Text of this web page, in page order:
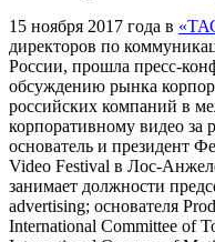
15 ноября 2017 года в
директоров по
России, прошла пресс-
обсуждению рынка
российских компаний в
корпоративному видео
основатель и президент
Video Festival в Лос-
занимает должности
advertising; основателя
International Committee of